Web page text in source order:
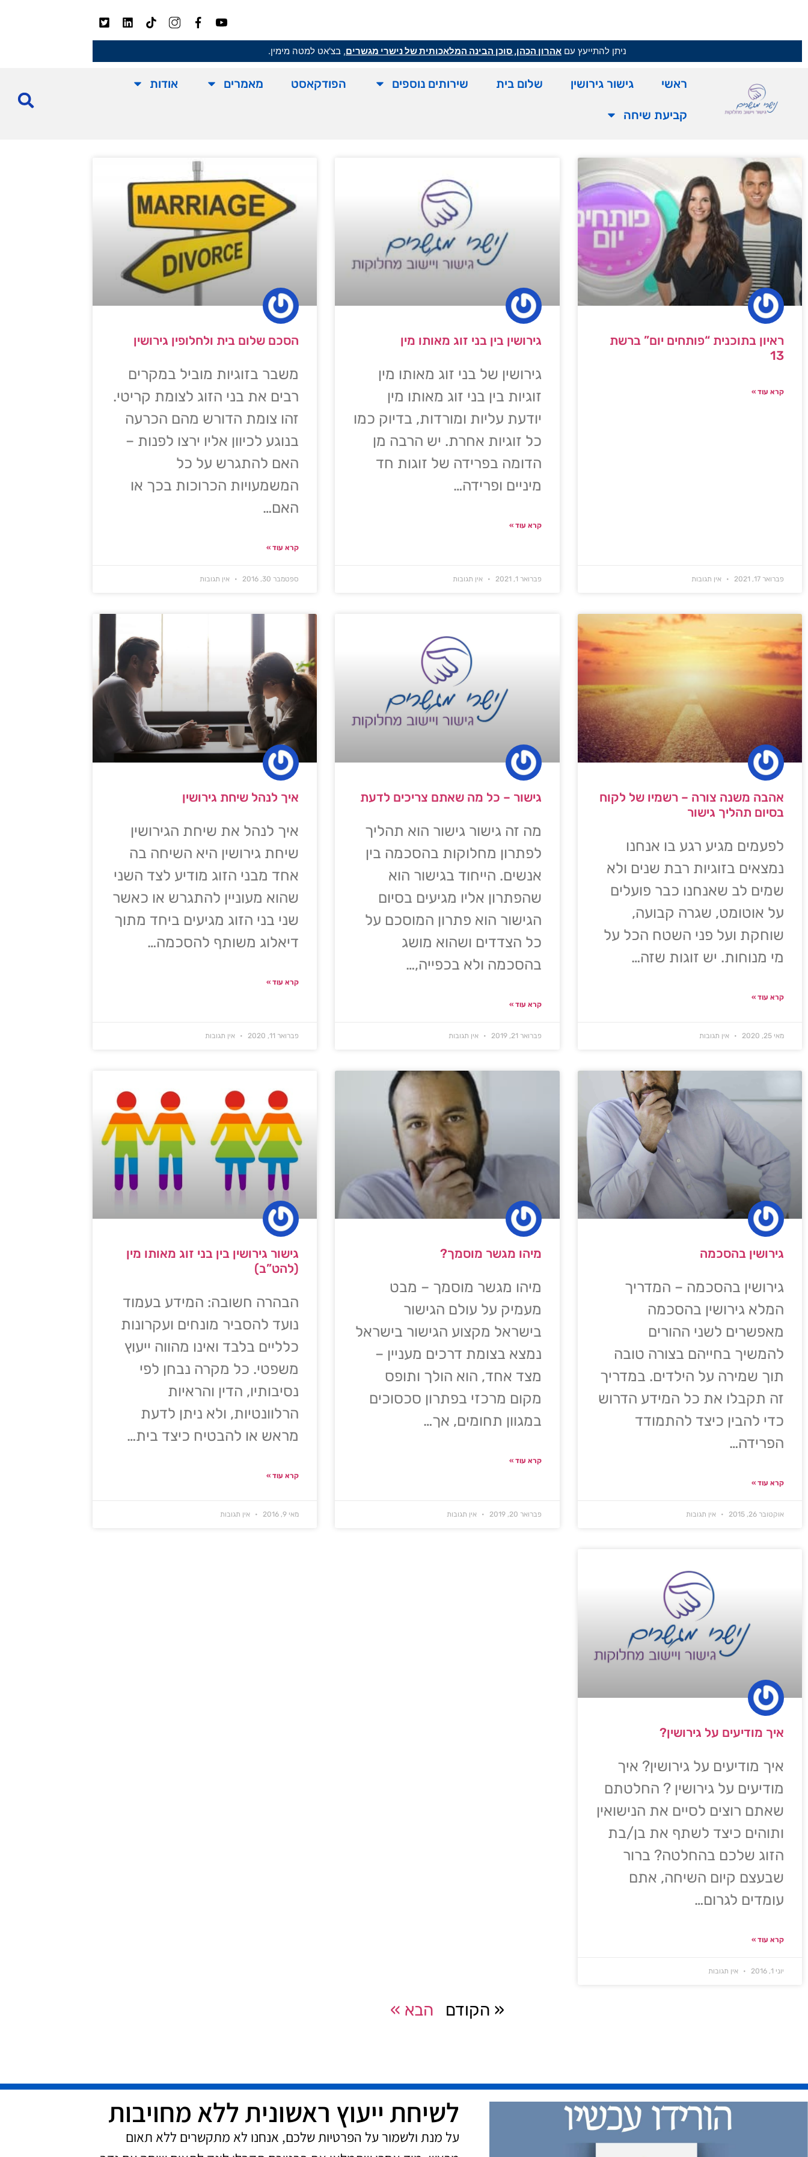
ניתן להתייעץ עם אהרון הכהן, סוכן הבינה המלאכותית של נישרי מגשרים, בצ'אט למטה מימין.
ראשי גישור גירושין שלום בית שירותים נוספים הפודקאסט מאמרים אודות
קביעת שיחה
ראיון בתוכנית “פותחים יום” ברשת
13
קרא עוד »
פברואר 17, 2021 אין תגובות
גירושין בין בני זוג מאותו מין
גירושין של בני זוג מאותו מין
זוגיות בין בני זוג מאותו מין
יודעת עליות ומורדות, בדיוק כמו
כל זוגיות אחרת. יש הרבה מן
הדומה בפרידה של זוגות חד
מיניים ופרידה…
קרא עוד »
פברואר 1, 2021 אין תגובות
הסכם שלום בית ולחלופין גירושין
משבר בזוגיות מוביל במקרים
רבים את בני הזוג לצומת קריטי.
זהו צומת הדורש מהם הכרעה
בנוגע לכיוון אליו ירצו לפנות –
האם להתגרש על כל
המשמעויות הכרוכות בכך או
האם…
קרא עוד »
ספטמבר 30, 2016 אין תגובות
אהבה משנה צורה – רשמיו של לקוח
בסיום תהליך גישור
לפעמים מגיע רגע בו אנחנו
נמצאים בזוגיות רבת שנים ולא
שמים לב שאנחנו כבר פועלים
על אוטומט, שגרה קבועה,
שוחקת ועל פני השטח הכל על
מי מנוחות. יש זוגות שזה…
קרא עוד »
מאי 25, 2020 אין תגובות
גישור – כל מה שאתם צריכים לדעת
מה זה גישור גישור הוא תהליך
לפתרון מחלוקות בהסכמה בין
אנשים. הייחוד בגישור הוא
שהפתרון אליו מגיעים בסיום
הגישור הוא פתרון המוסכם על
כל הצדדים ושהוא מושג
בהסכמה ולא בכפייה,…
קרא עוד »
פברואר 21, 2019 אין תגובות
איך לנהל שיחת גירושין
איך לנהל את שיחת הגירושין
שיחת גירושין היא השיחה בה
אחד מבני הזוג מודיע לצד השני
שהוא מעוניין להתגרש או כאשר
שני בני הזוג מגיעים ביחד מתוך
דיאלוג משותף להסכמה…
קרא עוד »
פברואר 11, 2020 אין תגובות
גירושין בהסכמה
גירושין בהסכמה – המדריך
המלא גירושין בהסכמה
מאפשרים לשני ההורים
להמשיך בחייהם בצורה טובה
תוך שמירה על הילדים. במדריך
זה תקבלו את כל המידע הדרוש
כדי להבין כיצד להתמודד
הפרידה…
קרא עוד »
אוקטובר 26, 2015 אין תגובות
מיהו מגשר מוסמך?
מיהו מגשר מוסמך – מבט
מעמיק על עולם הגישור
בישראל מקצוע הגישור בישראל
נמצא בצומת דרכים מעניין –
מצד אחד, הוא הולך ותופס
מקום מרכזי בפתרון סכסוכים
במגוון תחומים, אך…
קרא עוד »
פברואר 20, 2019 אין תגובות
גישור גירושין בין בני זוג מאותו מין
(להט”ב)
הבהרה חשובה: המידע בעמוד
נועד להסביר מונחים ועקרונות
כלליים בלבד ואינו מהווה ייעוץ
משפטי. כל מקרה נבחן לפי
נסיבותיו, הדין והראיות
הרלוונטיות, ולא ניתן לדעת
מראש או להבטיח כיצד בית…
קרא עוד »
מאי 9, 2016 אין תגובות
איך מודיעים על גירושין?
איך מודיעים על גירושין? איך
מודיעים על גירושין ? החלטתם
שאתם רוצים לסיים את הנישואין
ותוהים כיצד לשתף את בן/בת
הזוג שלכם בהחלטה? ברור
שבעצם קיום השיחה, אתם
עומדים לגרום…
קרא עוד »
יוני 1, 2016 אין תגובות
« הקודם הבא »
לשיחת ייעוץ ראשונית ללא מחויבות
על מנת ולשמור על הפרטיות שלכם, אנחנו לא מתקשרים ללא תאום